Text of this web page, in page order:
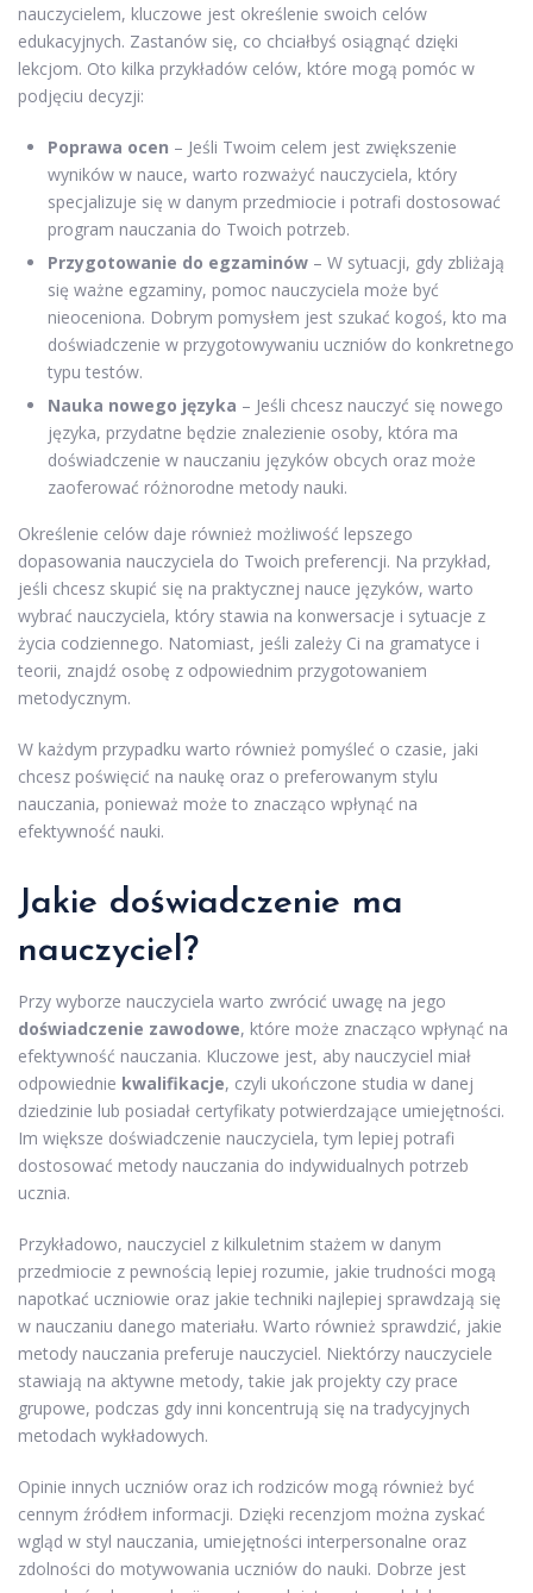
nauczycielem, kluczowe jest określenie swoich celów
edukacyjnych. Zastanów się, co chciałbyś osiągnąć dzięki
lekcjom. Oto kilka przykładów celów, które mogą pomóc w
podjęciu decyzji:
Poprawa ocen – Jeśli Twoim celem jest zwiększenie
wyników w nauce, warto rozważyć nauczyciela, który
specjalizuje się w danym przedmiocie i potrafi dostosować
program nauczania do Twoich potrzeb.
Przygotowanie do egzaminów – W sytuacji, gdy zbliżają
się ważne egzaminy, pomoc nauczyciela może być
nieoceniona. Dobrym pomysłem jest szukać kogoś, kto ma
doświadczenie w przygotowywaniu uczniów do konkretnego
typu testów.
Nauka nowego języka – Jeśli chcesz nauczyć się nowego
języka, przydatne będzie znalezienie osoby, która ma
doświadczenie w nauczaniu języków obcych oraz może
zaoferować różnorodne metody nauki.
Określenie celów daje również możliwość lepszego
dopasowania nauczyciela do Twoich preferencji. Na przykład,
jeśli chcesz skupić się na praktycznej nauce języków, warto
wybrać nauczyciela, który stawia na konwersacje i sytuacje z
życia codziennego. Natomiast, jeśli zależy Ci na gramatyce i
teorii, znajdź osobę z odpowiednim przygotowaniem
metodycznym.
W każdym przypadku warto również pomyśleć o czasie, jaki
chcesz poświęcić na naukę oraz o preferowanym stylu
nauczania, ponieważ może to znacząco wpłynąć na
efektywność nauki.
Jakie doświadczenie ma
nauczyciel?
Przy wyborze nauczyciela warto zwrócić uwagę na jego
doświadczenie zawodowe, które może znacząco wpłynąć na
efektywność nauczania. Kluczowe jest, aby nauczyciel miał
odpowiednie kwalifikacje, czyli ukończone studia w danej
dziedzinie lub posiadał certyfikaty potwierdzające umiejętności.
Im większe doświadczenie nauczyciela, tym lepiej potrafi
dostosować metody nauczania do indywidualnych potrzeb
ucznia.
Przykładowo, nauczyciel z kilkuletnim stażem w danym
przedmiocie z pewnością lepiej rozumie, jakie trudności mogą
napotkać uczniowie oraz jakie techniki najlepiej sprawdzają się
w nauczaniu danego materiału. Warto również sprawdzić, jakie
metody nauczania preferuje nauczyciel. Niektórzy nauczyciele
stawiają na aktywne metody, takie jak projekty czy prace
grupowe, podczas gdy inni koncentrują się na tradycyjnych
metodach wykładowych.
Opinie innych uczniów oraz ich rodziców mogą również być
cennym źródłem informacji. Dzięki recenzjom można zyskać
wgląd w styl nauczania, umiejętności interpersonalne oraz
zdolności do motywowania uczniów do nauki. Dobrze jest